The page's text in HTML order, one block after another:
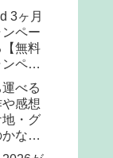
まと
3ヶ月
ペー
【無料
ペー
べる
感想
地・グ
など
説